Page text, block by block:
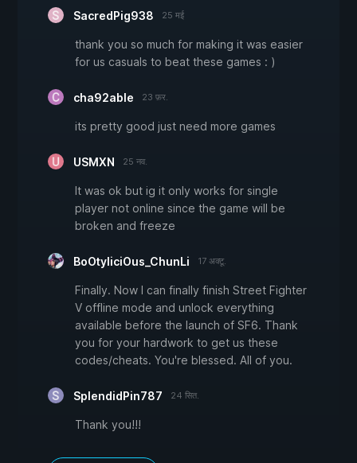
SacredPig938 25 मई
thank you so much for making it was easier
for us casuals to beat these games : )
cha92able 23 फ़र.
its pretty good just need more games
USMXN 25 नव.
It was ok but ig it only works for single
player not online since the game will be
broken and freeze
BoOtyliciOus_ChunLi 17 अक्टू.
Finally. Now I can finally finish Street Fighter
V offline mode and unlock everything
available before the launch of SF6. Thank
you for your hardwork to get us these
codes/cheats. You're blessed. All of you.
SplendidPin787 24 सित.
Thank you!!!